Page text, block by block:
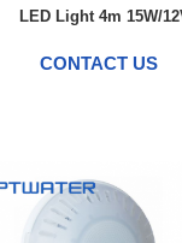
LED Light 4m 15W/
CONTACT US